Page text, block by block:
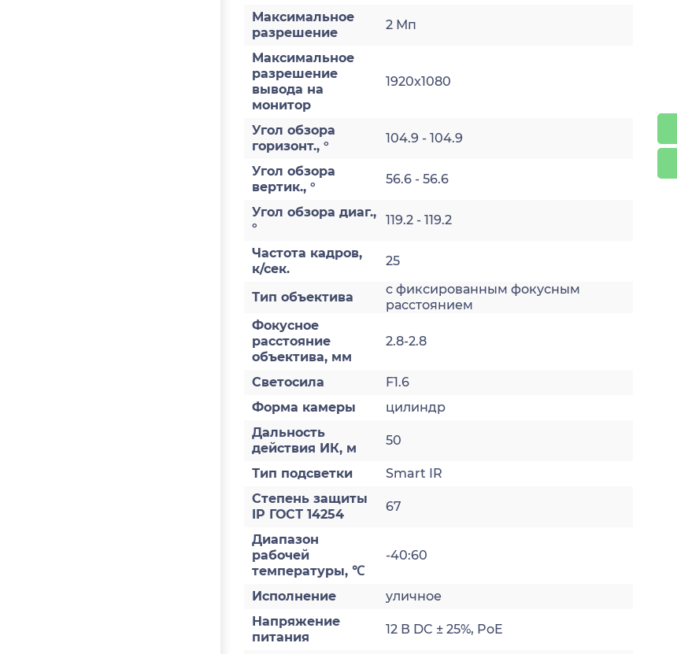
Максимальное
разрешение
2 Мп
Максимальное
разрешение
вывода на
монитор
1920x1080
Угол обзора
горизонт., °
104.9 - 104.9
Угол обзора
вертик., °
56.6 - 56.6
Угол обзора диаг.,
°
119.2 - 119.2
Частота кадров,
к/сек.
25
Тип объектива
с фиксированным фокусным
расстоянием
Фокусное
расстояние
объектива, мм
2.8-2.8
Светосила
F1.6
Форма камеры
цилиндр
Дальность
действия ИК, м
50
Тип подсветки
Smart IR
Степень защиты
IP ГОСТ 14254
67
Диапазон
рабочей
температуры, ℃
-40:60
Исполнение
уличное
Напряжение
питания
12 В DC ± 25%, PoE